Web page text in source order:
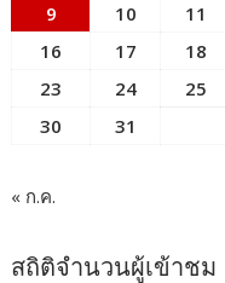
9
10 11
16
17 18
23
24 25
30
31
« ก.ค.
สถิติจำนวนผู้เข้าชม